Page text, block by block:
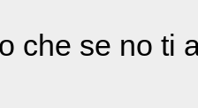
che se no ti